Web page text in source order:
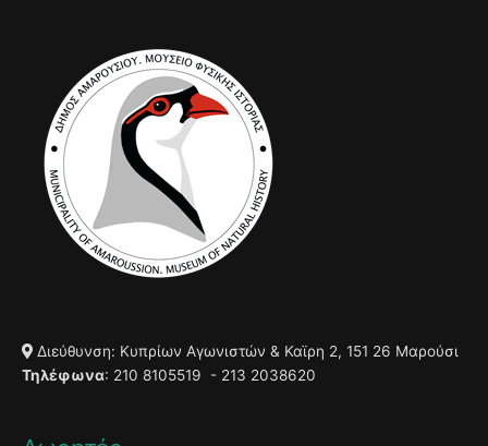
Διεύθυνση: Κυπρίων Αγωνιστών & Καϊρη 2, 151 26 Μαρούσι
Τηλέφωνα: 210 8105519 - 213 2038620